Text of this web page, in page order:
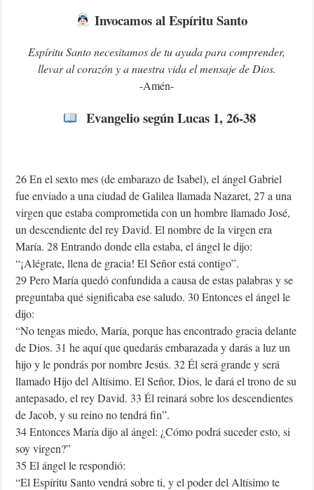
Invocamos al Espíritu Santo
Espíritu Santo necesitamos de tu ayuda para comprender,
llevar al corazón y a nuestra vida el mensaje de Dios.
-Amén-
Evangelio según Lucas 1, 26-38
26 En el sexto mes (de embarazo de Isabel), el ángel Gabriel
fue enviado a una ciudad de Galilea llamada Nazaret, 27 a una
virgen que estaba comprometida con un hombre llamado José,
un descendiente del rey David. El nombre de la virgen era
María. 28 Entrando donde ella estaba, el ángel le dijo:
“¡Alégrate, llena de gracia! El Señor está contigo”.
29 Pero María quedó confundida a causa de estas palabras y se
preguntaba qué significaba ese saludo. 30 Entonces el ángel le
dijo:
“No tengas miedo, María, porque has encontrado gracia delante
de Dios. 31 he aquí que quedarás embarazada y darás a luz un
hijo y le pondrás por nombre Jesús. 32 Él será grande y será
llamado Hijo del Altísimo. El Señor, Dios, le dará el trono de su
antepasado, el rey David. 33 Él reinará sobre los descendientes
de Jacob, y su reino no tendrá fin”.
34 Entonces María dijo al ángel: ¿Cómo podrá suceder esto, si
soy virgen?”
35 El ángel le respondió:
“El Espíritu Santo vendrá sobre ti, y el poder del Altísimo te